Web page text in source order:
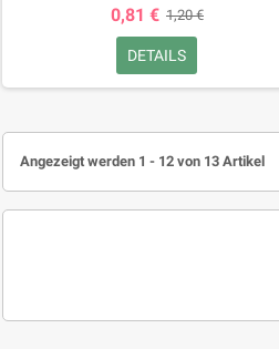
0,81 € 1,20 €
DETAILS
Angezeigt werden 1 - 12 von 13 Artikel